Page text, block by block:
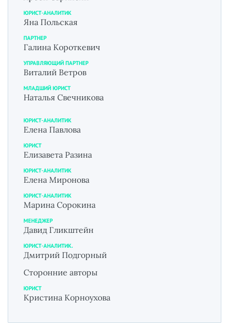
ЮРИСТ-АНАЛИТИК
Яна Польская
ПАРТНЕР
Галина Короткевич
УПРАВЛЯЮЩИЙ ПАРТНЕР
Виталий Ветров
МЛАДШИЙ ЮРИСТ
Наталья Свечникова
ЮРИСТ-АНАЛИТИК
Елена Павлова
ЮРИСТ
Елизавета Разина
ЮРИСТ-АНАЛИТИК
Елена Миронова
ЮРИСТ-АНАЛИТИК
Марина Сорокина
МЕНЕДЖЕР
Давид Гликштейн
ЮРИСТ-АНАЛИТИК.
Дмитрий Подгорный
Сторонние авторы
ЮРИСТ
Кристина Корноухова